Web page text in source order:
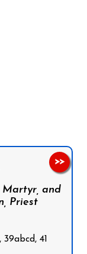
Martyr, and
Priest
41
>>